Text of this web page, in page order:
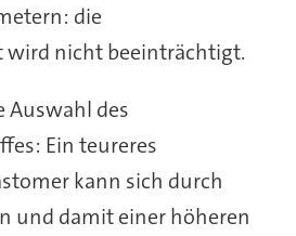
die
nicht beeinträchtigt.
Auswahl des
Ein teureres
kann sich durch
und damit einer höheren